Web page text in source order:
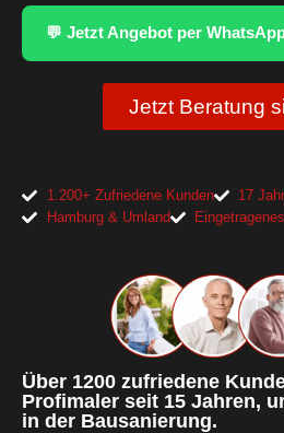
💬 Jetzt Angebot per
Jetzt Beratung
1.200+ Zufriedene Kunden
17
Hamburg & Umland
Über 1200 zufriedene
Profimaler seit 15 Jahren,
in der Bausanierung.